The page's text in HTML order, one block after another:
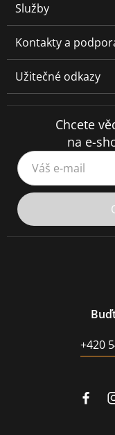
Služby
Kontakty a
Užitečné odkazy
Chcete
na e-
Váš e-mail
+420